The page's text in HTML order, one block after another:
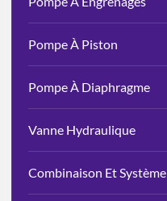
Pompe À Piston
Pompe À Diaphragme
Vanne Hydraulique
Combinaison Et Système